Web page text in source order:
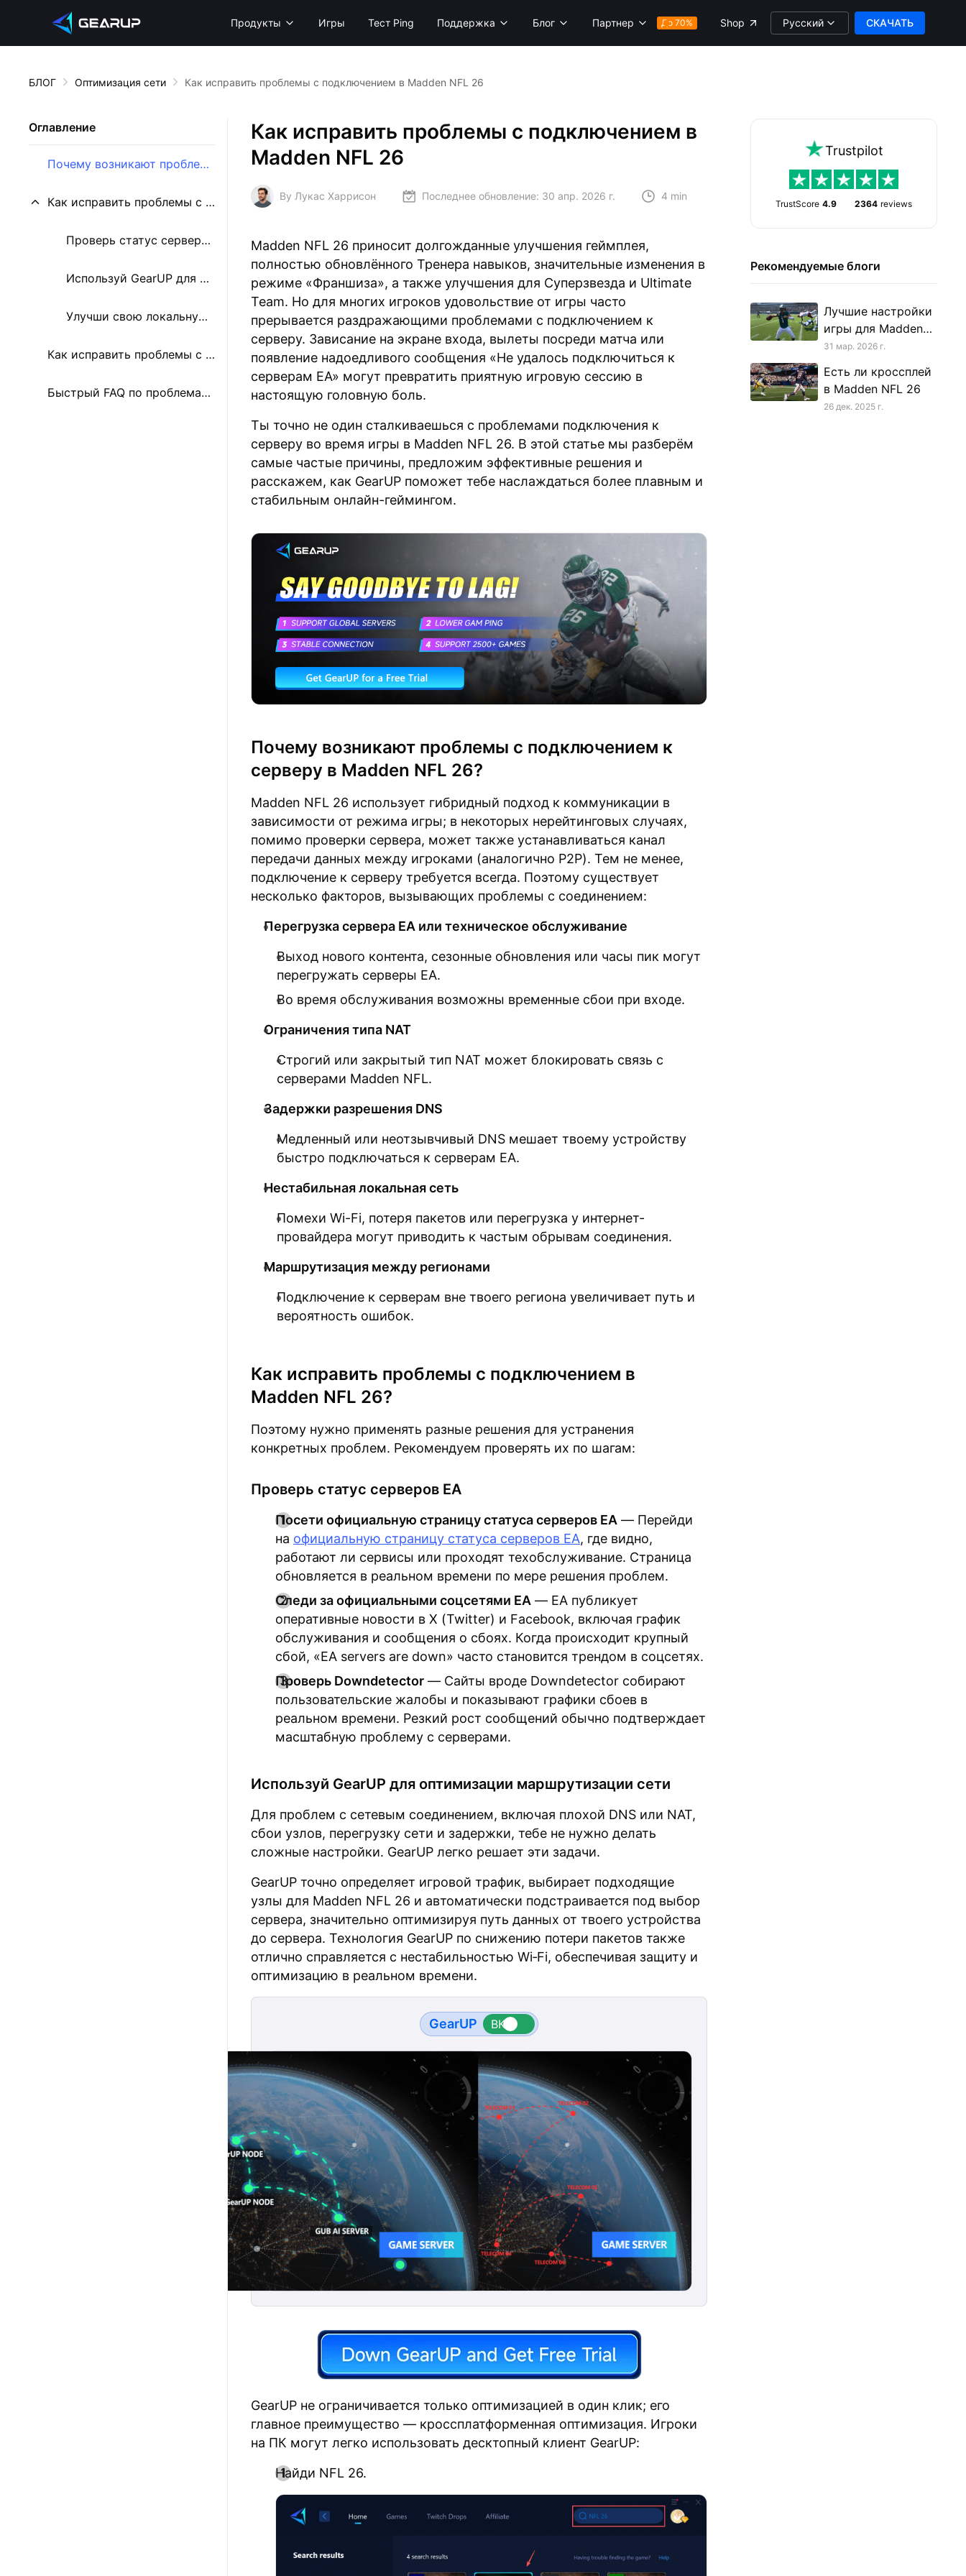
Продукты Игры Тест Ping Поддержка Блог Партнер До 70% Shop Русский СКАЧАТЬ
БЛОГ Оптимизация сети Как исправить проблемы с подключением в Madden NFL 26
Оглавление
Почему возникают проблемы с подключением к серверу в Madden NFL 26?
Как исправить проблемы с подключением в Madden NFL 26?
Проверь статус серверов EA
Используй GearUP для оптимизации маршрутизации сети
Улучши свою локальную сеть
Как исправить проблемы с локальной сетью
Быстрый FAQ по проблемам подключения к серверу Madden NFL 26
Как исправить проблемы с подключением в
Madden NFL 26
By Лукас Харрисон Последнее обновление: 30 апр. 2026 г. 4 min
Madden NFL 26 приносит долгожданные улучшения геймплея,
полностью обновлённого Тренера навыков, значительные изменения в
режиме «Франшиза», а также улучшения для Суперзвезда и Ultimate
Team. Но для многих игроков удовольствие от игры часто
прерывается раздражающими проблемами с подключением к
серверу. Зависание на экране входа, вылеты посреди матча или
появление надоедливого сообщения «Не удалось подключиться к
серверам EA» могут превратить приятную игровую сессию в
настоящую головную боль.
Ты точно не один сталкиваешься с проблемами подключения к
серверу во время игры в Madden NFL 26. В этой статье мы разберём
самые частые причины, предложим эффективные решения и
расскажем, как GearUP поможет тебе наслаждаться более плавным и
стабильным онлайн-геймингом.
Почему возникают проблемы с подключением к
серверу в Madden NFL 26?
Madden NFL 26 использует гибридный подход к коммуникации в
зависимости от режима игры; в некоторых нерейтинговых случаях,
помимо проверки сервера, может также устанавливаться канал
передачи данных между игроками (аналогично P2P). Тем не менее,
подключение к серверу требуется всегда. Поэтому существует
несколько факторов, вызывающих проблемы с соединением:
Перегрузка сервера EA или техническое обслуживание
Выход нового контента, сезонные обновления или часы пик могут
перегружать серверы EA.
Во время обслуживания возможны временные сбои при входе.
Ограничения типа NAT
Строгий или закрытый тип NAT может блокировать связь с
серверами Madden NFL.
Задержки разрешения DNS
Медленный или неотзывчивый DNS мешает твоему устройству
быстро подключаться к серверам EA.
Нестабильная локальная сеть
Помехи Wi-Fi, потеря пакетов или перегрузка у интернет-
провайдера могут приводить к частым обрывам соединения.
Маршрутизация между регионами
Подключение к серверам вне твоего региона увеличивает путь и
вероятность ошибок.
Как исправить проблемы с подключением в
Madden NFL 26?
Поэтому нужно применять разные решения для устранения
конкретных проблем. Рекомендуем проверять их по шагам:
Проверь статус серверов EA
Посети официальную страницу статуса серверов EA — Перейди
на официальную страницу статуса серверов EA, где видно,
работают ли сервисы или проходят техобслуживание. Страница
обновляется в реальном времени по мере решения проблем.
Следи за официальными соцсетями EA — EA публикует
оперативные новости в X (Twitter) и Facebook, включая график
обслуживания и сообщения о сбоях. Когда происходит крупный
сбой, «EA servers are down» часто становится трендом в соцсетях.
Проверь Downdetector — Сайты вроде Downdetector собирают
пользовательские жалобы и показывают графики сбоев в
реальном времени. Резкий рост сообщений обычно подтверждает
масштабную проблему с серверами.
Используй GearUP для оптимизации маршрутизации сети
Для проблем с сетевым соединением, включая плохой DNS или NAT,
сбои узлов, перегрузку сети и задержки, тебе не нужно делать
сложные настройки. GearUP легко решает эти задачи.
GearUP точно определяет игровой трафик, выбирает подходящие
узлы для Madden NFL 26 и автоматически подстраивается под выбор
сервера, значительно оптимизируя путь данных от твоего устройства
до сервера. Технология GearUP по снижению потери пакетов также
отлично справляется с нестабильностью Wi‑Fi, обеспечивая защиту и
оптимизацию в реальном времени.
GearUP
GearUP не ограничивается только оптимизацией в один клик; его
главное преимущество — кроссплатформенная оптимизация. Игроки
на ПК могут легко использовать десктопный клиент GearUP:
Найди NFL 26.
Trustpilot
TrustScore 4.9 2364 reviews
Рекомендуемые блоги
Лучшие настройки
игры для Madden
NFL 26
31 мар. 2026 г.
Есть ли кроссплей
в Madden NFL 26
26 дек. 2025 г.